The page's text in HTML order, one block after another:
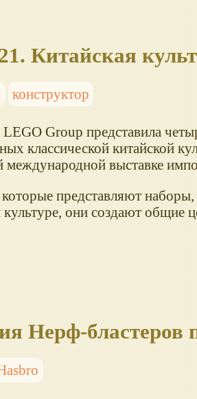
Китайская
конструктор
Group представила
классической китайской
международной выставке
представляют
культуре, они создают общие
Нерф-бластеров